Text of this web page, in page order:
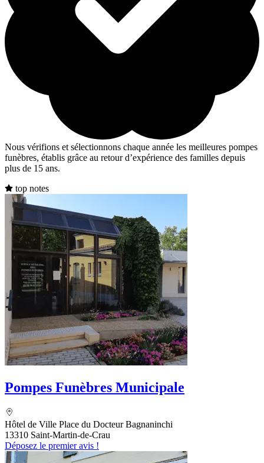
Nous vérifions et sélectionnons chaque année les meilleures pompes
funèbres, établis grâce au retour d’expérience des familles depuis
plus de 15 ans.
top notes
Pompes Funèbres Municipale
Hôtel de Ville Place du Docteur Bagnaninchi
13310 Saint-Martin-de-Crau
Déposez le premier avis !